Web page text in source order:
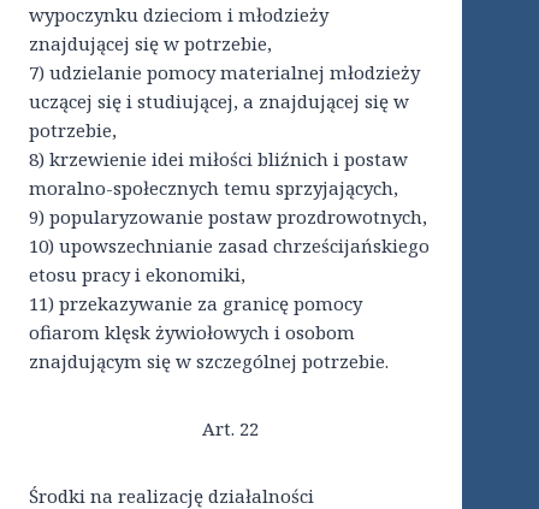
wypoczynku dzieciom i młodzieży
znajdującej się w potrzebie,
7) udzielanie pomocy materialnej młodzieży
uczącej się i studiującej, a znajdującej się w
potrzebie,
8) krzewienie idei miłości bliźnich i postaw
moralno-społecznych temu sprzyjających,
9) popularyzowanie postaw prozdrowotnych,
10) upowszechnianie zasad chrześcijańskiego
etosu pracy i ekonomiki,
11) przekazywanie za granicę pomocy
ofiarom klęsk żywiołowych i osobom
znajdującym się w szczególnej potrzebie.
Art. 22
Środki na realizację działalności